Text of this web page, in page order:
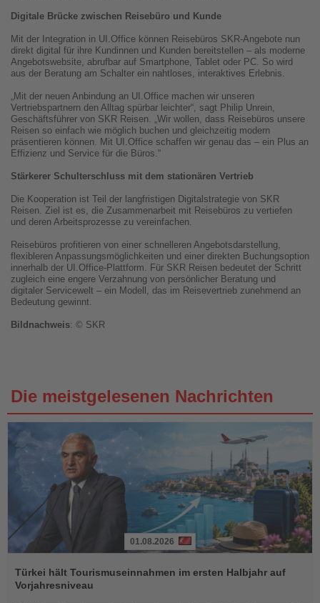
Digitale Brücke zwischen Reisebüro und Kunde
Mit der Integration in UI.Office können Reisebüros SKR-Angebote nun
direkt digital für ihre Kundinnen und Kunden bereitstellen – als moderne
Angebotswebsite, abrufbar auf Smartphone, Tablet oder PC. So wird
aus der Beratung am Schalter ein nahtloses, interaktives Erlebnis.
„Mit der neuen Anbindung an UI.Office machen wir unseren
Vertriebspartnern den Alltag spürbar leichter“, sagt Philip Unrein,
Geschäftsführer von SKR Reisen. „Wir wollen, dass Reisebüros unsere
Reisen so einfach wie möglich buchen und gleichzeitig modern
präsentieren können. Mit UI.Office schaffen wir genau das – ein Plus an
Effizienz und Service für die Büros.“
Stärkerer Schulterschluss mit dem stationären Vertrieb
Die Kooperation ist Teil der langfristigen Digitalstrategie von SKR
Reisen. Ziel ist es, die Zusammenarbeit mit Reisebüros zu vertiefen
und deren Arbeitsprozesse zu vereinfachen.
Reisebüros profitieren von einer schnelleren Angebotsdarstellung,
flexibleren Anpassungsmöglichkeiten und einer direkten Buchungsoption
innerhalb der UI.Office-Plattform. Für SKR Reisen bedeutet der Schritt
zugleich eine engere Verzahnung von persönlicher Beratung und
digitaler Servicewelt – ein Modell, das im Reisevertrieb zunehmend an
Bedeutung gewinnt.
Bildnachweis: © SKR
Die meistgelesenen Nachrichten
Sie
die
Nachrichten
01.08.2026
Türkei hält Tourismuseinnahmen im ersten Halbjahr auf
Vorjahresniveau